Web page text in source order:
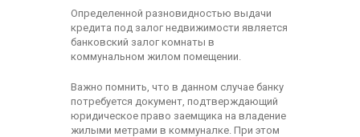
Определенной разновидностью выдачи
кредита под залог недвижимости является
банковский залог комнаты в
коммунальном жилом помещении.
Важно помнить, что в данном случае банку
потребуется документ, подтверждающий
юридическое право заемщика на владение
жилыми метрами в коммуналке. При этом